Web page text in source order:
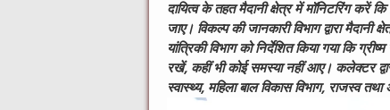
दायित्व के तहत मैदानी क्षेत्र में मॉनिटरिंग करें कि
जाए। विकल्प की जानकारी विभाग द्वारा
यांत्रिकी विभाग को निर्देशित किया गया कि
रखें, कहीं भी कोई समस्या नहीं आए। कलेक्टर
स्वास्थ्य, महिला बाल विकास विभाग, राजस्व तथा